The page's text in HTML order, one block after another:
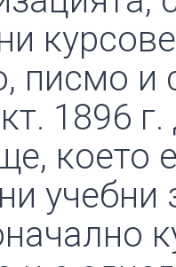
писмо и
1896
което
учебни